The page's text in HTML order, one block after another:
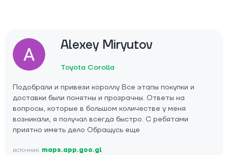
Alexey Miryutov
Toyota Corolla
Подобрали и привези короллу Все этапы покупки и
доставки были понятны и прозрачны. Ответы на
вопросы, которые в большом количестве у меня
возникали, я получал всегда быстро. С ребятами
приятно иметь дело Обращусь еще
источник: maps.app.goo.gl